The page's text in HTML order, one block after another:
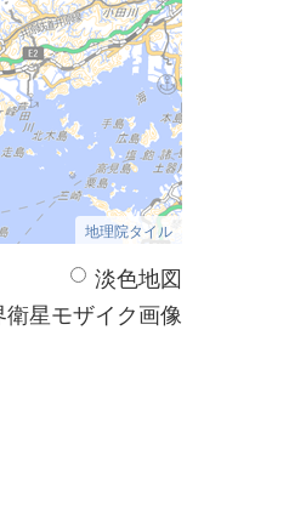
地理院タイル
淡色地図
星モザイク画像